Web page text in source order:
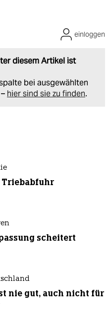
diesem Artikel ist
bei ausgewählten
hier sind sie zu finden.
einloggen
Triebabfuhr
scheitert
nie gut, auch nicht für